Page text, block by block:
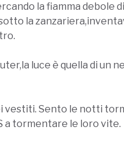
la fiamma debole di
la
luce è quella di un
vestiti. Sento le notti
a tormentare le loro vite.